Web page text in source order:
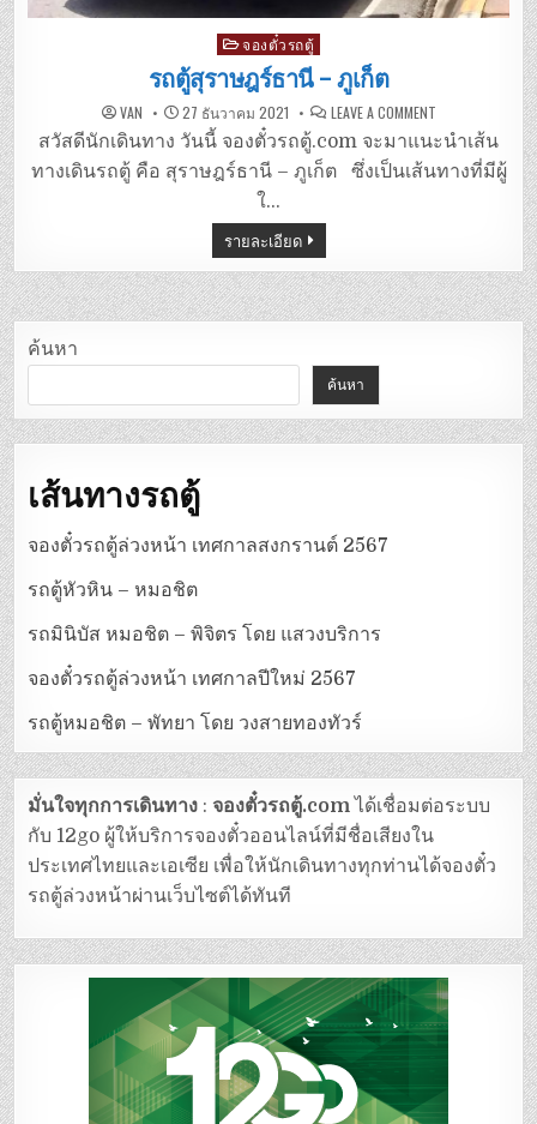
Posted
in
จองตั๋วรถตู้
รถตู้สุราษฎร์ธานี – ภูเก็ต
VAN 27 ธันวาคม 2021 LEAVE A COMMENTON
ตู้
สุราษฎร์ธานี
–
ภูเก็ต
สวัสดีนักเดินทาง วันนี้ จองตั๋วรถตู้.com จะมาแนะนำเส้น
ทางเดินรถตู้ คือ สุราษฎร์ธานี – ภูเก็ต ซึ่งเป็นเส้นทางที่มีผู้
ใ…
รายละเอียด
ค้นหา
ค้นหา
เส้นทางรถตู้
จองตั๋วรถตู้ล่วงหน้า เทศกาลสงกรานต์ 2567
รถตู้หัวหิน – หมอชิต
รถมินิบัส หมอชิต – พิจิตร โดย แสวงบริการ
จองตั๋วรถตู้ล่วงหน้า เทศกาลปีใหม่ 2567
รถตู้หมอชิต – พัทยา โดย วงสายทองทัวร์
มั่นใจทุกการเดินทาง :จองตั๋วรถตู้.comได้เชื่อมต่อระบบ
กับ 12go ผู้ให้บริการจองตั๋วออนไลน์ที่มีชื่อเสียงใน
ประเทศไทยและเอเซีย เพื่อให้นักเดินทางทุกท่านได้จองตั๋ว
รถตู้ล่วงหน้าผ่านเว็บไซต์ได้ทันที